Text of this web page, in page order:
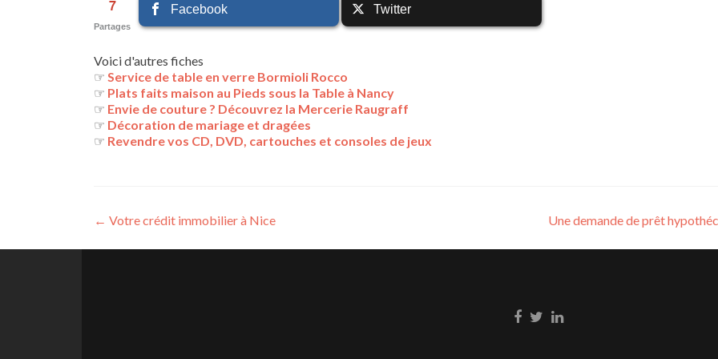
7
Partages
Facebook Twitter
Voici d'autres fiches
☞ Service de table en verre Bormioli Rocco
☞ Plats faits maison au Pieds sous la Table à Nancy
☞ Envie de couture ? Découvrez la Mercerie Raugraff
☞ Décoration de mariage et dragées
☞ Revendre vos CD, DVD, cartouches et consoles de jeux
Navigation
des
← Votre crédit immobilier à Nice Une demande de prêt